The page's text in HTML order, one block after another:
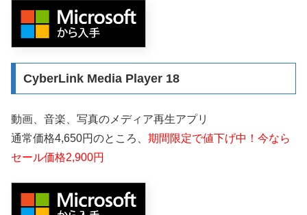
CyberLink Media Player 18
動画、音楽、写真のメディア再生アプリ
通常価格4,650円のところ、 期間限定で値下げ中！今なら
セール価格2,900円